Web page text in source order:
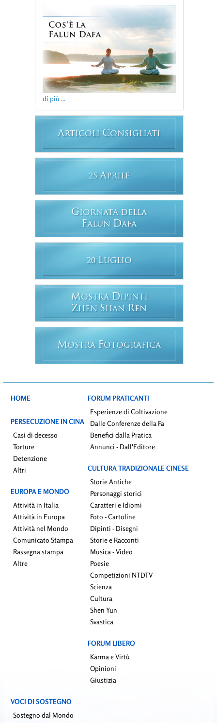
di più ...
ARTICOLI CONSIGLIATI
25 APRILE
GIORNATA DELLA
FALUN DAFA
20 LUGLIO
MOSTRA DIPINTI
ZHEN SHAN REN
MOSTRA FOTOGRAFICA
HOME
PERSECUZIONE IN CINA
Casi di decesso
Torture
Detenzione
Altri
EUROPA E MONDO
Attività in Italia
Attività in Europa
Attività nel Mondo
Comunicato Stampa
Rassegna stampa
Altre
FORUM PRATICANTI
Esperienze di Coltivazione
Dalle Conferenze della Fa
Benefici dalla Pratica
Annunci - Dall'Editore
CULTURA TRADIZIONALE CINESE
Storie Antiche
Personaggi storici
Caratteri e Idiomi
Foto - Cartoline
Dipinti - Disegni
Storie e Racconti
Musica - Video
Poesie
Competizioni NTDTV
Scienza
Cultura
Shen Yun
Svastica
FORUM LIBERO
Karma e Virtù
Opinioni
Giustizia
VOCI DI SOSTEGNO
Sostegno dal Mondo